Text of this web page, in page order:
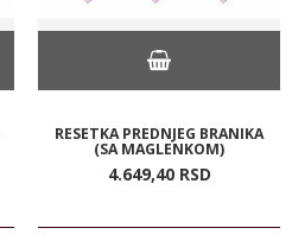
RESETKA PREDNJEG BRANIKA
(SA MAGLENKOM)
4.649,40 RSD